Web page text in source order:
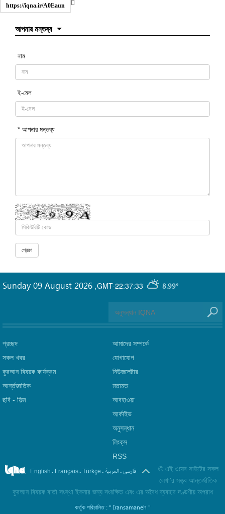
https://iqna.ir/A0Eaun
আপনার মন্তব্য
নাম
ই-মেল
* আপনার মন্তব্য
GMT-22:37:33 8.99°
Sunday 09 August 2026 ,
প্রচ্ছদ
সকল খবর
কুরআন বিষয়ক কার্যক্রম
আর্ন্তজাতিক
ছবি‎ - ফিল্ম
আমাদের সম্পর্কে
যোগাযোগ
নিউজলেটার
মতামত
আবহাওয়া
আর্কাইভ
অনুসন্ধান
লিংক্‌স
RSS
English . Français. Türkçe . العربیة.فارسی © এই ওয়েব সাইটের সকল
লেখা'র সত্ত্ব আন্তর্জাতিক
কুরআন বিষয়ক বার্তা সংস্থা ইকনার জন্য সংরক্ষিত এবং এর অবৈধ ব্যবহার দণ্ডণীয় অপরাধ
কর্তৃক পরিচালিত : " Iransamaneh "